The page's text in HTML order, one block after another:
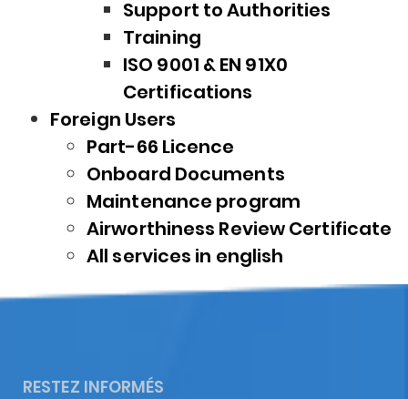
Support to Authorities
Training
ISO 9001 & EN 91X0
Certifications
Foreign Users
Part-66 Licence
Onboard Documents
Maintenance program
Airworthiness Review Certificate
All services in english
RESTEZ INFORMÉS